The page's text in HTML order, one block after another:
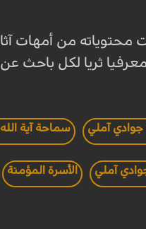
محتوياته من أمهات
ثريا لكل باحث
جوادي آملي سماحة آية
آملي الأسرة المؤمنة